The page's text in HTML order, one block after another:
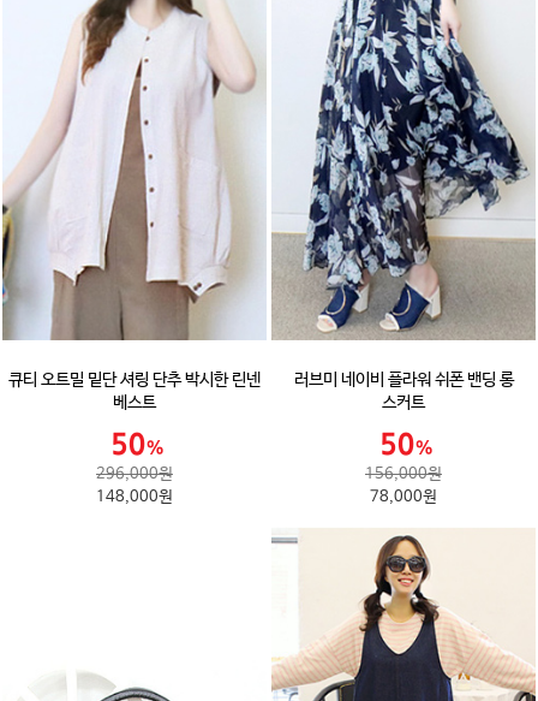
큐티 오트밀 밑단 셔링 단추 박시한 린넨
베스트
296,000원
148,000원
러브미 네이비 플라워 쉬폰 밴딩 롱
스커트
156,000원
78,000원